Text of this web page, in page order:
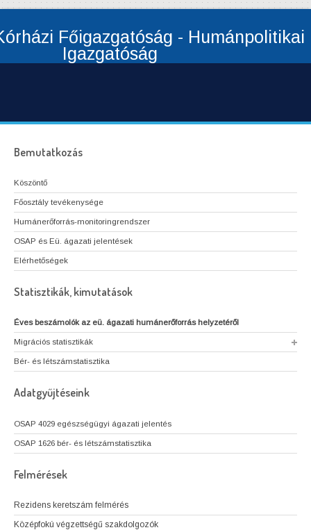
Főigazgatóság - Humánpolitikai
Igazgatóság
Bemutatkozás
Köszöntő
Főosztály tevékenysége
Humánerőforrás-monitoringrendszer
OSAP és Eü. ágazati jelentések
Elérhetőségek
Statisztikák, kimutatások
Éves beszámolók az eü. ágazati humánerőforrás helyzetéről
Migrációs statisztikák
Bér- és létszámstatisztika
Adatgyűjtéseink
OSAP 4029 egészségügyi ágazati jelentés
OSAP 1626 bér- és létszámstatisztika
Felmérések
Rezidens keretszám felmérés
Középfokú végzettségű szakdolgozók